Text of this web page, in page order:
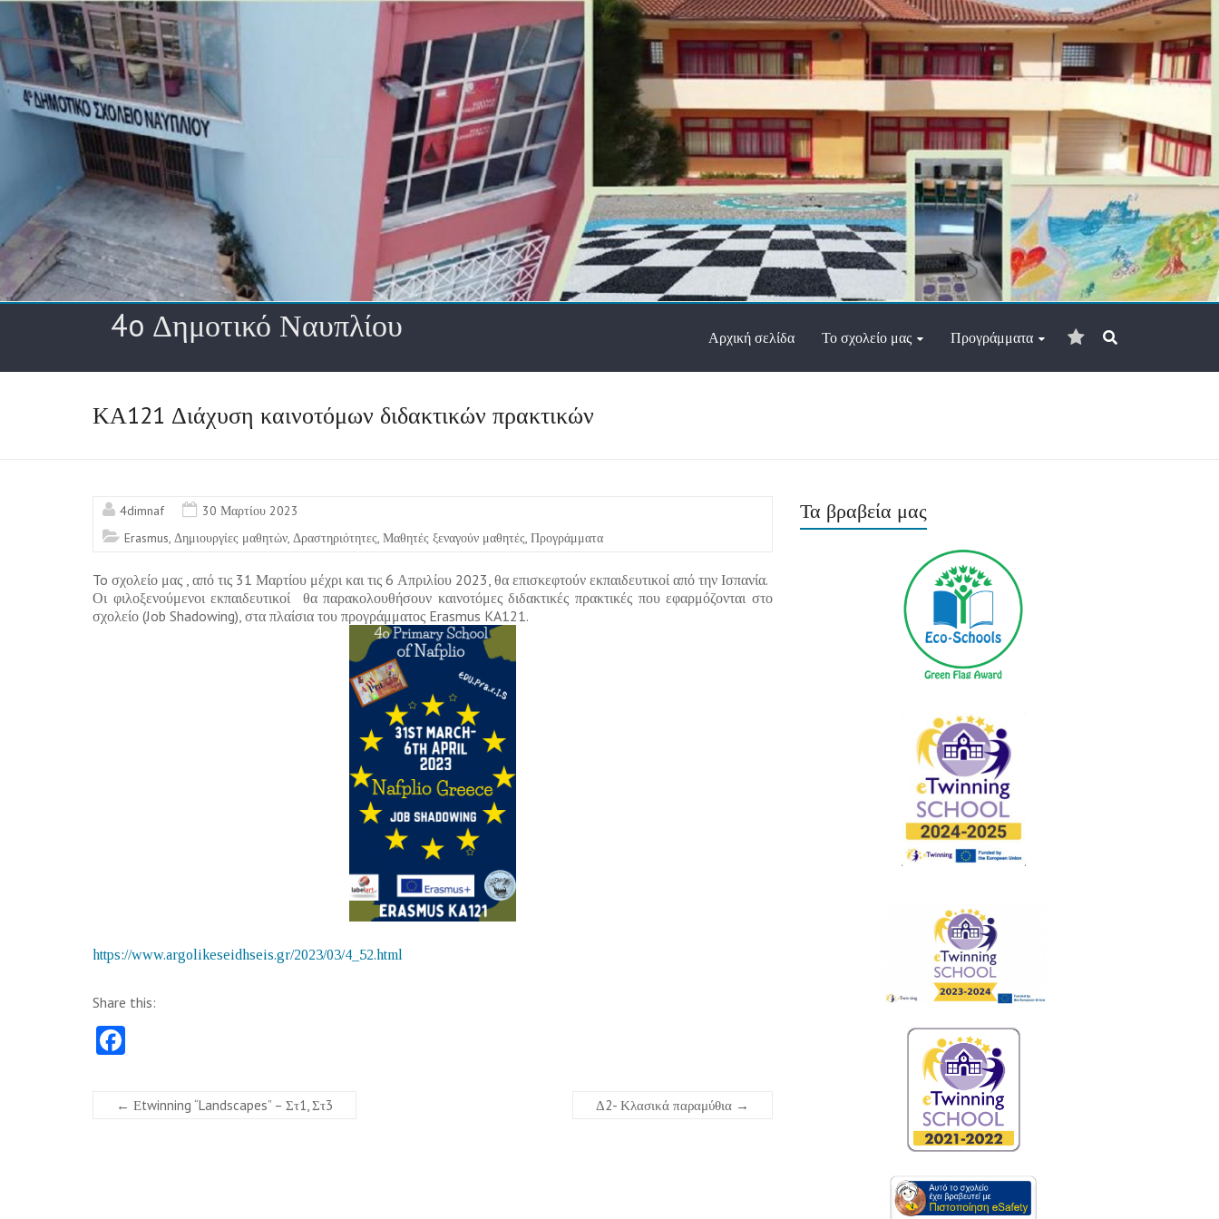
Skip
content
4o Δημοτικό Ναυπλίου
ηλ.
ταχυδρομίου
Αρχική σελίδα Το σχολείο μας Προγράμματα
ΚΑ121 Διάχυση καινοτόμων διδακτικών πρακτικών
4dimnaf
30 Μαρτίου 2023
Erasmus Δημιουργίες μαθητών Δραστηριότητες Μαθητές ξεναγούν μαθητές Προγράμματα
To σχολείο μας , από τις 31 Μαρτίου μέχρι και τις 6 Απριλίου 2023, θα επισκεφτούν εκπαιδευτικοί από την Ισπανία.
Οι φιλοξενούμενοι εκπαιδευτικοί θα παρακολουθήσουν καινοτόμες διδακτικές πρακτικές που εφαρμόζονται στο
σχολείο (Job Shadowing), στα πλαίσια του προγράμματος Erasmus KA121.
https://www.argolikeseidhseis.gr/2023/03/4_52.html
Share this:
b
← Εtwinning “Landscapes” – Στ1, Στ3 Δ2- Κλασικά παραμύθια →
Τα βραβεία μας